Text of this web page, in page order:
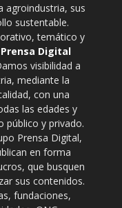
agroindustria, sus
sustentable.
temático y
Digital
visibilidad a
mediante la
con una
las edades y
público y privado.
Prensa Digital,
en forma
que busquen
sus contenidos.
fundaciones,